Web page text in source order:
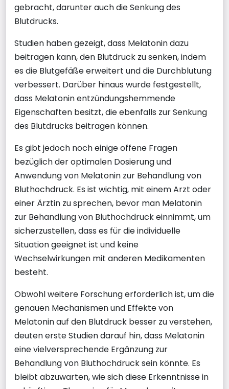
gebracht, darunter auch die Senkung des
Blutdrucks.
Studien haben gezeigt, dass Melatonin dazu
beitragen kann, den Blutdruck zu senken, indem
es die Blutgefäße erweitert und die Durchblutung
verbessert. Darüber hinaus wurde festgestellt,
dass Melatonin entzündungshemmende
Eigenschaften besitzt, die ebenfalls zur Senkung
des Blutdrucks beitragen können.
Es gibt jedoch noch einige offene Fragen
bezüglich der optimalen Dosierung und
Anwendung von Melatonin zur Behandlung von
Bluthochdruck. Es ist wichtig, mit einem Arzt oder
einer Ärztin zu sprechen, bevor man Melatonin
zur Behandlung von Bluthochdruck einnimmt, um
sicherzustellen, dass es für die individuelle
Situation geeignet ist und keine
Wechselwirkungen mit anderen Medikamenten
besteht.
Obwohl weitere Forschung erforderlich ist, um die
genauen Mechanismen und Effekte von
Melatonin auf den Blutdruck besser zu verstehen,
deuten erste Studien darauf hin, dass Melatonin
eine vielversprechende Ergänzung zur
Behandlung von Bluthochdruck sein könnte. Es
bleibt abzuwarten, wie sich diese Erkenntnisse in